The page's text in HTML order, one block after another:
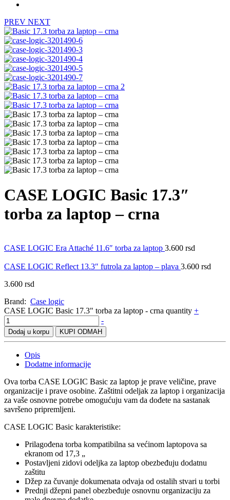
PREV NEXT
CASE LOGIC Basic 17.3″
torba za laptop – crna
CASE LOGIC Era Attaché 11.6″ torba za laptop 3.600 rsd
CASE LOGIC Reflect 13.3″ futrola za laptop – plava 3.600 rsd
3.600 rsd
Brand: Case logic
CASE LOGIC Basic 17.3" torba za laptop - crna quantity +
-
Dodaj u korpu KUPI ODMAH
Opis
Dodatne informacije
Ova torba CASE LOGIC Basic za laptop je prave veličine, prave
organizacije i prave osobine. Zaštitni odeljak za laptop i organizacija
za vaše osnovne potrebe omogućuju vam da dođete na sastanak
savršeno pripremljeni.
CASE LOGIC Basic karakteristike:
Prilagođena torba kompatibilna sa većinom laptopova sa
ekranom od 17,3 „
Postavljeni zidovi odeljka za laptop obezbeđuju dodatnu
zaštitu
Džep za čuvanje dokumenata odvaja od ostalih stvari u torbi
Prednji džepni panel obezbeđuje osnovnu organizaciju za